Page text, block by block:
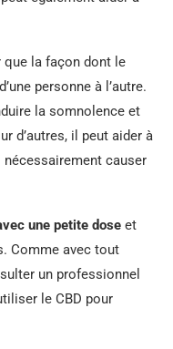
que la façon dont le
personne à l’autre.
la somnolence et
d’autres, il peut aider à
causer
une petite dose et
Comme avec tout
un professionnel
le CBD pour